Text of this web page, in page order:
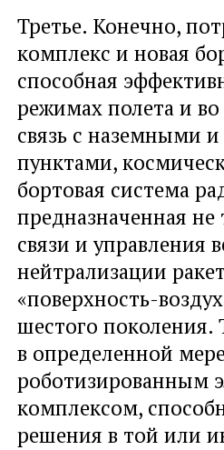
Третье. Конечно,
комплекс и новая
способная
режимах полета и
связь с наземными
пунктами,
бортовая система
предназначенная
связи и управления
нейтрализации
«поверхность-
шестого поколения.
в определенной
роботизированным
комплексом,
решения в той или